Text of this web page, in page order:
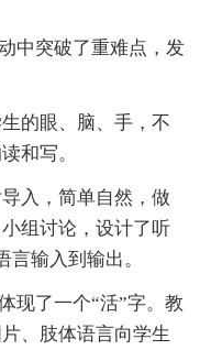
中突破了重难点，发
的眼、脑、手，不
和写。
入，简单自然，做
组讨论，设计了听
输入到输出。
现了一个“活”字。教
、肢体语言向学生